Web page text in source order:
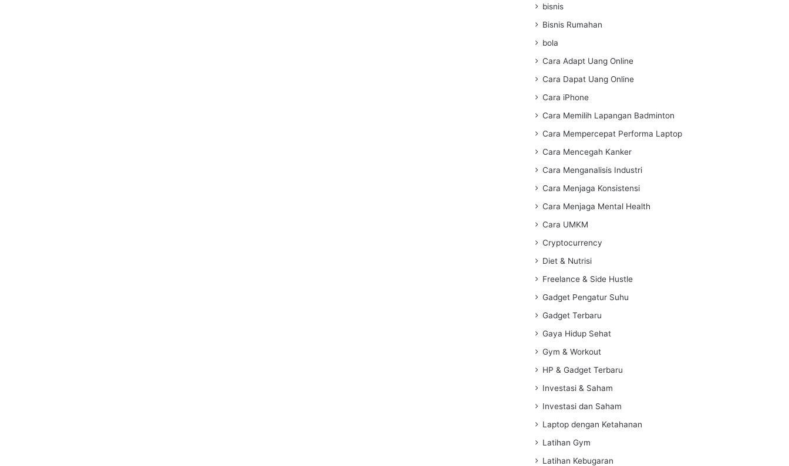
bisnis
Bisnis Rumahan
bola
Cara Adapt Uang Online
Cara Dapat Uang Online
Cara iPhone
Cara Memilih Lapangan Badminton
Cara Mempercepat Performa Laptop
Cara Mencegah Kanker
Cara Menganalisis Industri
Cara Menjaga Konsistensi
Cara Menjaga Mental Health
Cara UMKM
Cryptocurrency
Diet & Nutrisi
Freelance & Side Hustle
Gadget Pengatur Suhu
Gadget Terbaru
Gaya Hidup Sehat
Gym & Workout
HP & Gadget Terbaru
Investasi & Saham
Investasi dan Saham
Laptop dengan Ketahanan
Latihan Gym
Latihan Kebugaran